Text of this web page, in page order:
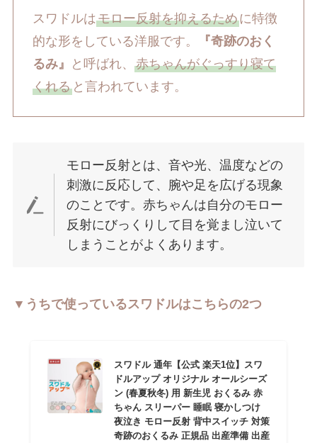
スワドルはモロー反射を抑えるために特徴
的な形をしている洋服です。
『奇跡のおく
るみ』
と呼ばれ、 赤ちゃんがぐっすり寝て
くれると言われています。
モロー反射とは、音や光、温度などの
刺激に反応して、腕や足を広げる現象
のことです。赤ちゃんは自分のモロー
反射にびっくりして目を覚まし泣いて
しまうことがよくあります。
▼うちで使っているスワドルはこちらの2つ
スワドル 通年【公式 楽天1位】スワ
ドルアップ オリジナル オールシーズ
ン (春夏秋冬) 用 新生児 おくるみ 赤
ちゃん スリーパー 睡眠 寝かしつけ
夜泣き モロー反射 背中スイッチ 対策
奇跡のおくるみ 正規品 出産準備 出産